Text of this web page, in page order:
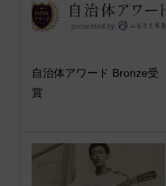
自治体アワード Bronze受
賞